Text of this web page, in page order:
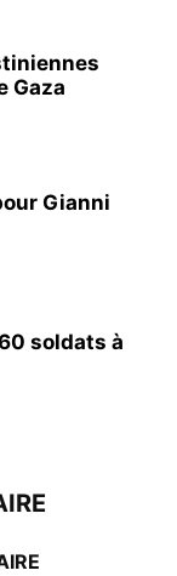
Gaza
Gianni
soldats à